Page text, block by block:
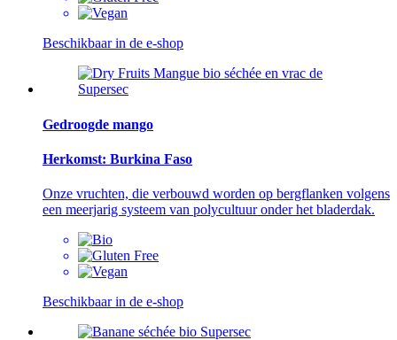
Beschikbaar in de e-shop
Gedroogde mango
Herkomst: Burkina Faso
Onze vruchten, die verbouwd worden op bergflanken volgens
een meerjarig systeem van polycultuur onder het bladerdak.
Beschikbaar in de e-shop